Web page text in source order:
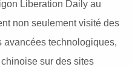
Liberation Daily au
non seulement visité des
avancées technologiques,
sur des sites